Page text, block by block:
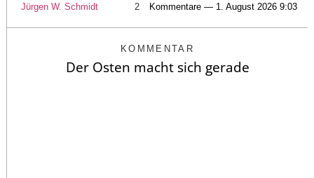
Jürgen W. Schmidt 2 Kommentare — 1. August 2026 9:03
KOMMENTAR
Der Osten macht sich gerade